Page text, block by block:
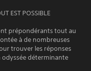
EST POSSIBLE
prépondérants tout au
à de nombreuses
trouver les réponses
déterminante